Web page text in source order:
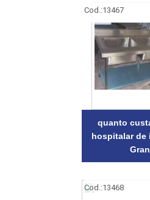
Cod.:13467
quanto
hospitalar de
Cod.:13468